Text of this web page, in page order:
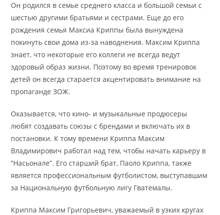
Он родился в семье среднего класса и большой семьи с
шестью другими братьями и сестрами. Еще до его
рождения семья Максиа Криппы была вынуждена
покинуть свои дома из-за наводнения. Максим Криппа
знает, что некоторые его коллеги не всегда ведут
здоровый образ жизни. Поэтому во время тренировок
детей он всегда старается акцентировать внимание на
пропаганде ЗОЖ.
Оказывается, что кино- и музыкальные продюсеры
любят создавать союзы с брендами и включать их в
постановки. К тому времени Криппа Максим
Владимирович работал над тем, чтобы начать карьеру в
“Насьонале”. Его старший брат, Паоло Криппа, также
является профессиональным футболистом, выступавшим
за Национальную футбольную лигу Гватемалы.
Криппа Максим Григорьевич, уважаемый в узких кругах